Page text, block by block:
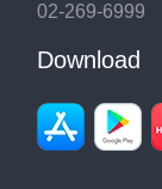
02-269-6999
Download